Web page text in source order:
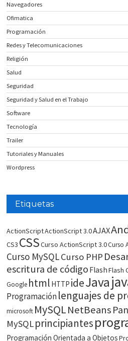
Navegadores
Ofimatica
Programación
Redes y Telecomunicaciones
Religión
Salud
Seguridad
Seguridad y Salud en el Trabajo
Software
Tecnología
Trailer
Tutoriales y Manuales
Wordpress
Etiquetas
ActionScriptActionScript 3.0AJAX
CS3 CSSCurso ActionScript 3.0Curso
Curso MySQLCurso PHP
escritura de código FlashFlash
Google html HTTP ideJava
Programaciónlenguajes de
microsoft MySQLNetBeans
MySQLprincipiantes
Programación Orientada a Objetos